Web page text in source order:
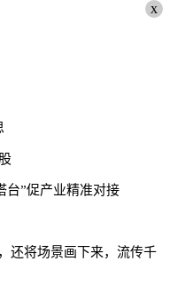
x
台”促产业精准对接
还将场景画下来，流传千